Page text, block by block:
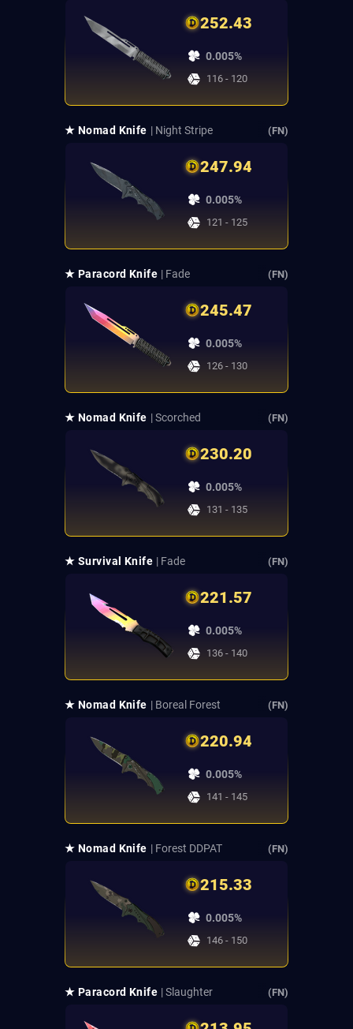
252.43
0.005%
116 - 120
★ Nomad Knife | Night Stripe (FN)
247.94
0.005%
121 - 125
★ Paracord Knife | Fade (FN)
245.47
0.005%
126 - 130
★ Nomad Knife | Scorched (FN)
230.20
0.005%
131 - 135
★ Survival Knife | Fade (FN)
221.57
0.005%
136 - 140
★ Nomad Knife | Boreal Forest (FN)
220.94
0.005%
141 - 145
★ Nomad Knife | Forest DDPAT (FN)
215.33
0.005%
146 - 150
★ Paracord Knife | Slaughter (FN)